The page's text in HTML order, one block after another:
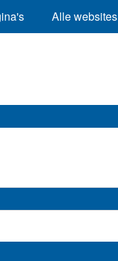
Alle websites